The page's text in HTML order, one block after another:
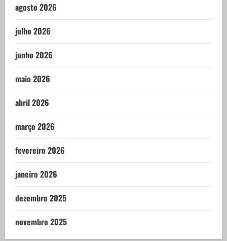
agosto 2026
julho 2026
junho 2026
maio 2026
abril 2026
março 2026
fevereiro 2026
janeiro 2026
dezembro 2025
novembro 2025